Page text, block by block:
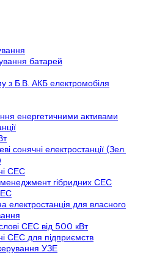
батарей
з Б.В. АКБ електромобіля
енергетичними активами
сонячні електростанції (Зел.
СЕС
гібридних СЕС
електростанція для власного
СЕС від 500 кВт
СЕС для підприємств
УЗЕ